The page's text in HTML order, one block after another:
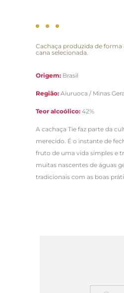
Cachaça produzida de
cana selecionada.
Origem: Brasil
Região: Aiuruoca / Minas
Teor alcoólico: 42%
A cachaça Tie faz parte da
merecido. É o instante de
fruto de uma vida simples e
muitas nascentes de águas
tradicionais com as boas